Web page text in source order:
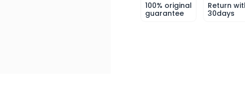
100% original
guarantee
Return
30days